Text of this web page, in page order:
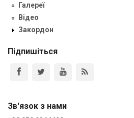
Галереї
Відео
Закордон
Підпишіться
Зв'язок з нами